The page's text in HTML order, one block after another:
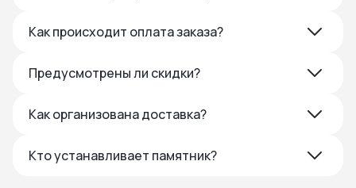
Как происходит оплата заказа?
Предусмотрены ли скидки?
Как организована доставка?
Кто устанавливает памятник?